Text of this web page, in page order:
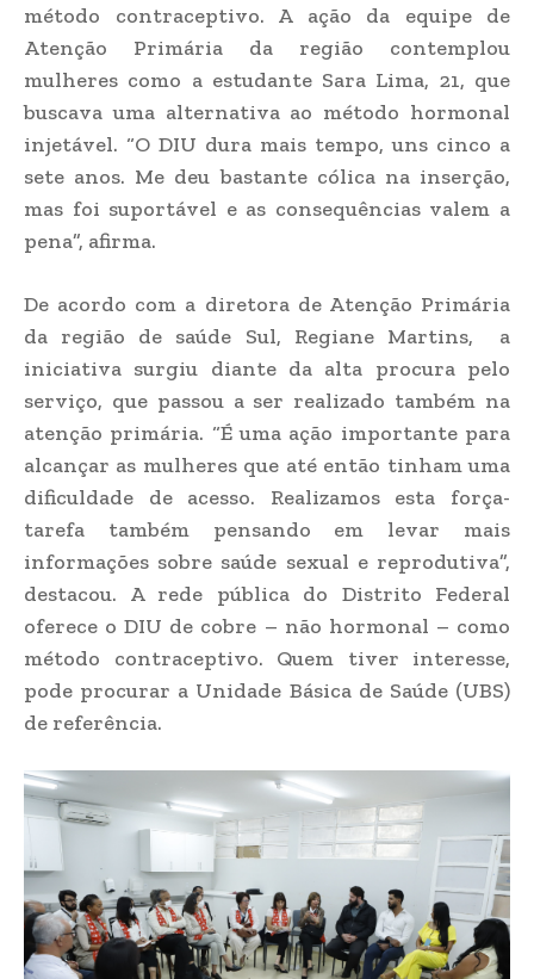
método contraceptivo. A ação da equipe de
Atenção Primária da região contemplou
mulheres como a estudante Sara Lima, 21, que
buscava uma alternativa ao método hormonal
injetável. “O DIU dura mais tempo, uns cinco a
sete anos. Me deu bastante cólica na inserção,
mas foi suportável e as consequências valem a
pena”, afirma.
De acordo com a diretora de Atenção Primária
da região de saúde Sul, Regiane Martins, a
iniciativa surgiu diante da alta procura pelo
serviço, que passou a ser realizado também na
atenção primária. “É uma ação importante para
alcançar as mulheres que até então tinham uma
dificuldade de acesso. Realizamos esta força-
tarefa também pensando em levar mais
informações sobre saúde sexual e reprodutiva”,
destacou. A rede pública do Distrito Federal
oferece o DIU de cobre – não hormonal – como
método contraceptivo. Quem tiver interesse,
pode procurar a Unidade Básica de Saúde (UBS)
de referência.